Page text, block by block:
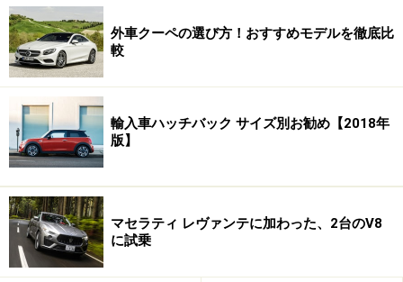
外車クーペの選び方！おすすめモデルを徹底比
較
輸入車ハッチバック サイズ別お勧め【2018年
版】
マセラティ レヴァンテに加わった、2台のV8
に試乗